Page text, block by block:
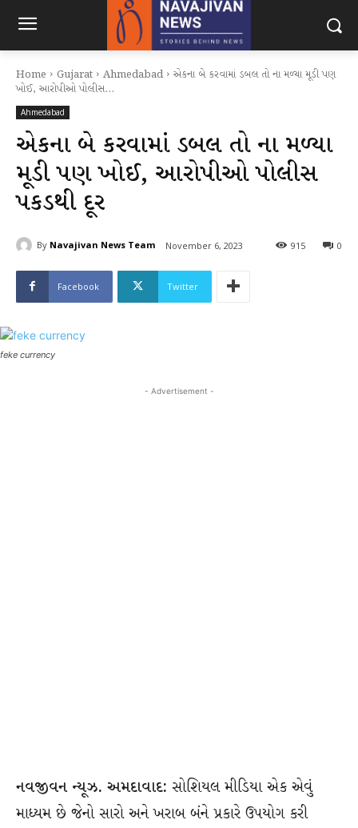
Home Gujarat Ahmedabad
એકના બે કરવામાં ડબલ તો ના મળ્યા મૂડી પણ
ખોઈ, આરોપીઓ પોલીસ...
Ahmedabad
એકના બે કરવામાં ડબલ તો ના મળ્યા
મૂડી પણ ખોઈ, આરોપીઓ પોલીસ
પકડથી દૂર
By Navajivan News Team November 6, 2023 0
915
Facebook Twitter
feke currency
- Advertisement -
નવજીવન ન્યૂઝ. અમદાવાદ: સોશિયલ મીડિયા એક એવું
માધ્યમ છે જેનો સારો અને ખરાબ બંને પ્રકારે ઉપયોગ કરી